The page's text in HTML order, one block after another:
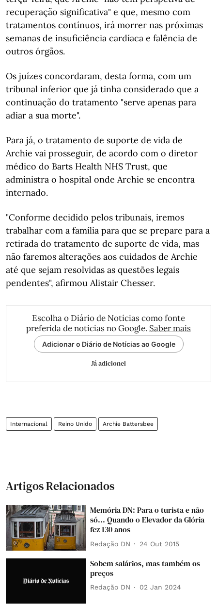
recuperação significativa" e que, mesmo com
tratamentos contínuos, irá morrer nas próximas
semanas de insuficiência cardíaca e falência de
outros órgãos.
Os juízes concordaram, desta forma, com um
tribunal inferior que já tinha considerado que a
continuação do tratamento "serve apenas para
adiar a sua morte".
Para já, o tratamento de suporte de vida de
Archie vai prosseguir, de acordo com o diretor
médico do Barts Health NHS Trust, que
administra o hospital onde Archie se encontra
internado.
"Conforme decidido pelos tribunais, iremos
trabalhar com a família para que se prepare para a
retirada do tratamento de suporte de vida, mas
não faremos alterações aos cuidados de Archie
até que sejam resolvidas as questões legais
pendentes", afirmou Alistair Chesser.
Escolha o Diário de Notícias como fonte
preferida de notícias no Google. Saber mais
Adicionar o Diário de Notícias ao Google
Já adicionei
Internacional Reino Unido Archie Battersbee
Artigos Relacionados
Memória DN: Para o turista e não
só... Quando o Elevador da Glória
fez 130 anos
Redação DN 24 Out 2015
Sobem salários, mas também os
preços
Redação DN 02 Jan 2024